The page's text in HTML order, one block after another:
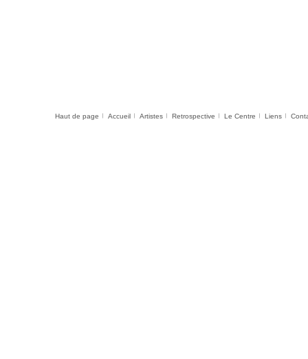
Haut de page Accueil Artistes Retrospective Le Centre Liens